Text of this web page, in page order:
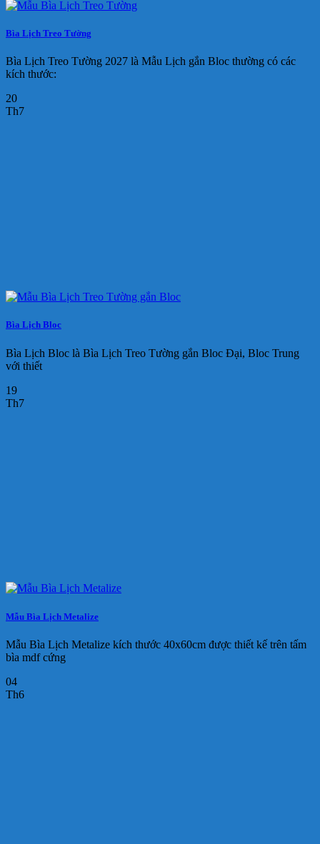
Bìa Lịch Treo Tường
Bìa Lịch Treo Tường 2027 là Mẫu Lịch gắn Bloc thường có các
kích thước:
20
Th7
Bìa Lịch Bloc
Bìa Lịch Bloc là Bìa Lịch Treo Tường gắn Bloc Đại, Bloc Trung
với thiết
19
Th7
Mẫu Bìa Lịch Metalize
Mẫu Bìa Lịch Metalize kích thước 40x60cm được thiết kế trên tấm
bìa mdf cứng
04
Th6